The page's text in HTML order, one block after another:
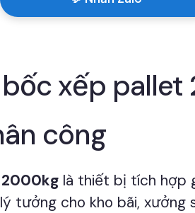
bốc xếp
công
2000kg là thiết bị tích hợp
tưởng cho kho bãi, xưởng